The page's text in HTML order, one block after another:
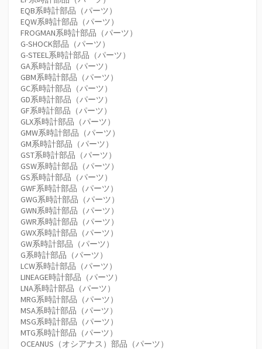
EQB系時計部品（パーツ）
EQW系時計部品（パーツ）
FROGMAN系時計部品（パーツ）
G-SHOCK部品（パーツ）
G-STEEL系時計部品（パーツ）
GA系時計部品（パーツ）
GBM系時計部品（パーツ）
GC系時計部品（パーツ）
GD系時計部品（パーツ）
GF系時計部品（パーツ）
GLX系時計部品（パーツ）
GMW系時計部品（パーツ）
GM系時計部品（パーツ）
GST系時計部品（パーツ）
GSW系時計部品（パーツ）
GS系時計部品（パーツ）
GWF系時計部品（パーツ）
GWG系時計部品（パーツ）
GWN系時計部品（パーツ）
GWR系時計部品（パーツ）
GWX系時計部品（パーツ）
GW系時計部品（パーツ）
G系時計部品（パーツ）
LCW系時計部品（パーツ）
LINEAGE時計部品（パーツ）
LNA系時計部品（パーツ）
MRG系時計部品（パーツ）
MSA系時計部品（パーツ）
MSG系時計部品（パーツ）
MTG系時計部品（パーツ）
OCEANUS（オシアナス）部品（パーツ）